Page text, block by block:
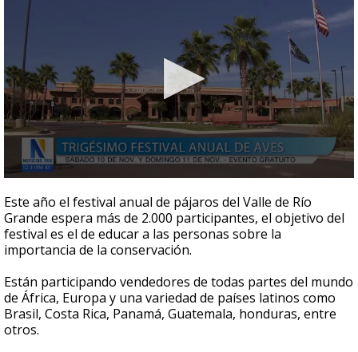
seconds
of
3
minutes,
7
seconds
Este año el festival anual de pájaros del Valle de Río
Grande espera más de 2.000 participantes, el objetivo del
festival es el de educar a las personas sobre la
importancia de la conservación.
Están participando vendedores de todas partes del mundo
de África, Europa y una variedad de países latinos como
Brasil, Costa Rica, Panamá, Guatemala, honduras, entre
otros.